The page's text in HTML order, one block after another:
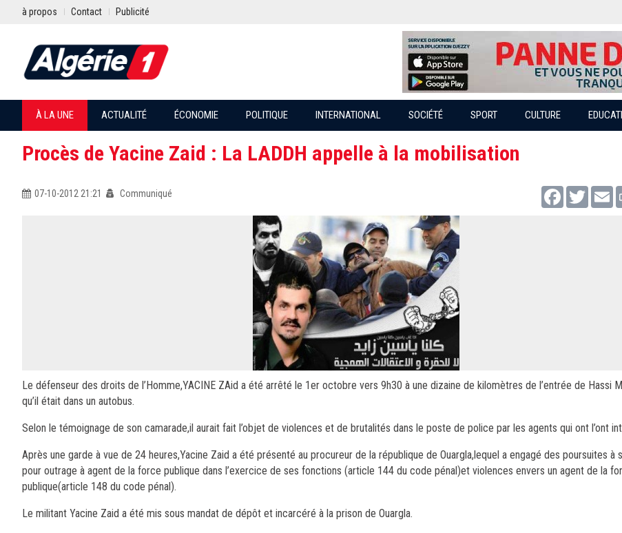
à propos Contact Publicité
À LA UNE ACTUALITÉ ÉCONOMIE POLITIQUE INTERNATIONAL SOCIÉTÉ SPORT CULTURE
Procès de Yacine Zaid : La LADDH appelle à la mobilisation
07-10-2012 21:21 Communiqué FacebookTwitter
Le défenseur des droits de l’Homme,YACINE ZAid a été arrêté le 1er octobre vers 9h30 à une dizaine de kilomètres de l’entrée de Hassi
qu’il était dans un autobus.
Selon le témoignage de son camarade,il aurait fait l’objet de violences et de brutalités dans le poste de police par les agents qui ont l’ont
Après une garde à vue de 24 heures,Yacine Zaid a été présenté au procureur de la république de Ouargla,lequel a engagé des poursuites à
pour outrage à agent de la force publique dans l’exercice de ses fonctions (article 144 du code pénal)et violences envers un agent de la
publique(article 148 du code pénal).
Le militant Yacine Zaid a été mis sous mandat de dépôt et incarcéré à la prison de Ouargla.